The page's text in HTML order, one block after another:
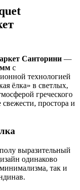
Санторини —
с
технологией
ёлка» в светлых,
греческого
простора и
выразительный
одинаково
так и